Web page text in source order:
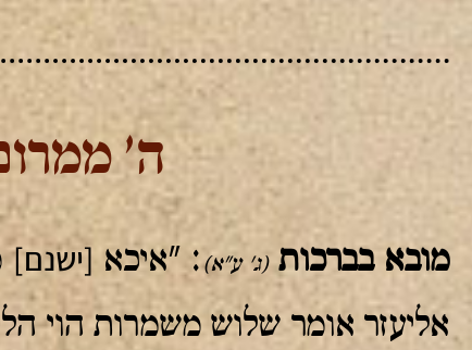
ה'
מובא בברכות (ג' ע"א): "איכא [ישנם]
אליעזר אומר שלוש משמרות הוי